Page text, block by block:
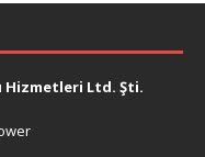
Hizmetleri Ltd. Şti.